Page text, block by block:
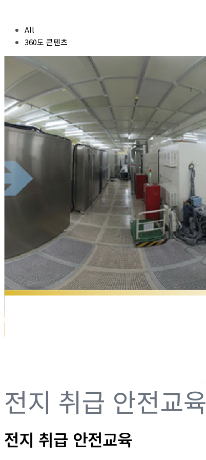
All
360도 콘텐츠
전지 취급 안전교육
전지 취급 안전교육